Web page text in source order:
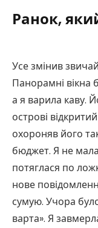
Ранок,
Усе змінив
Панорамні вікна
а я варила каву.
острові
охороняв його
бюджет. Я не
потяглася по
нове
сумую. Учора
варта». Я